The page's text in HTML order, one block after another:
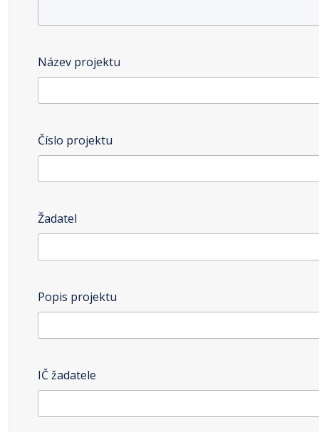
Název projektu
Číslo projektu
Žadatel
Popis projektu
IČ žadatele